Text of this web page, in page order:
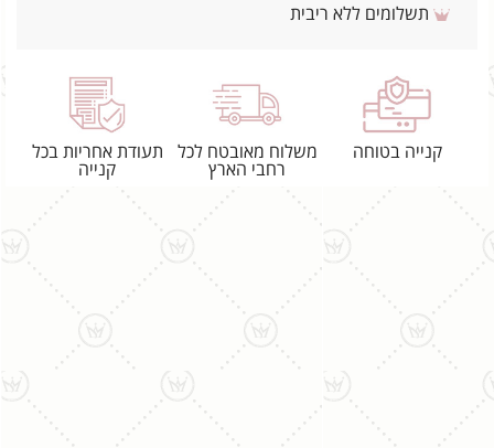
תשלומים ללא ריבית
קנייה בטוחה
משלוח מאובטח לכל
רחבי הארץ
תעודת אחריות בכל
קנייה